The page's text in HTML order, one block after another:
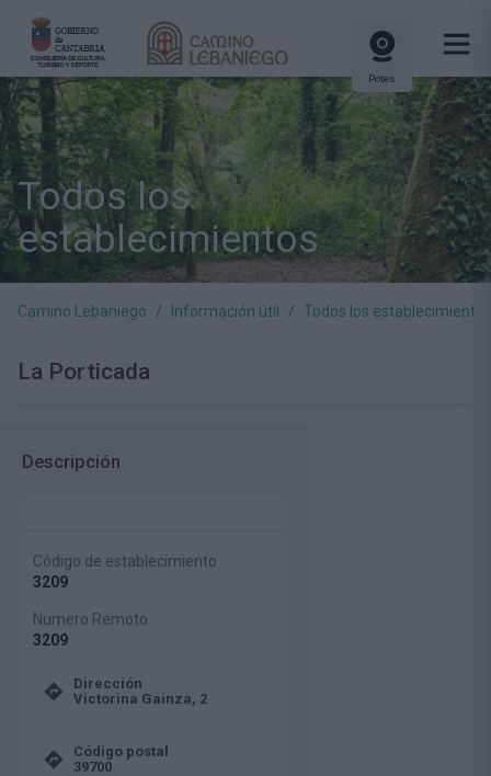
Potes
Todos los
establecimientos
Camino Lebaniego Información útil Todos los establecimientos
La Porticada
Descripción
Código de establecimiento
3209
Numero Remoto
3209
Dirección
Victorina Gainza, 2
Código postal
39700